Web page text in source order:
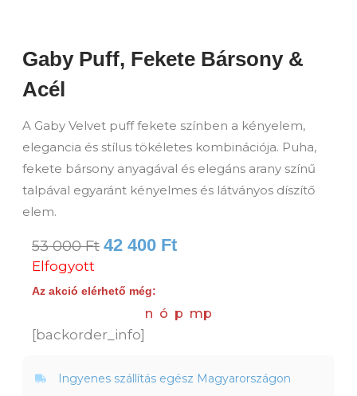
Gaby Puff, Fekete Bársony &
Acél
A Gaby Velvet puff fekete színben a kényelem,
elegancia és stílus tökéletes kombinációja. Puha,
fekete bársony anyagával és elegáns arany színű
talpával egyaránt kényelmes és látványos díszítő
elem.
53 000Ft 42 400 Ft
Elfogyott
Az akció elérhető még:
n ó p mp
[backorder_info]
Ingyenes szállítás egész Magyarországon